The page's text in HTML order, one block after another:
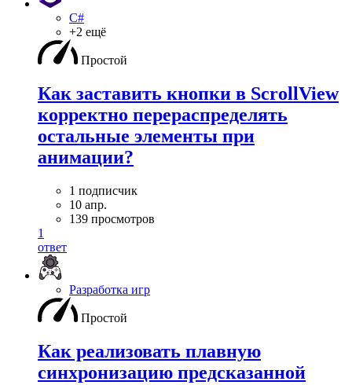
C#
+2 ещё
Простой
Как заставить кнопки в ScrollView
корректно перераспределять
остальные элементы при
анимации?
1 подписчик
10 апр.
139 просмотров
1
ответ
Разработка игр
Простой
Как реализовать плавную
синхронизацию предсказанной